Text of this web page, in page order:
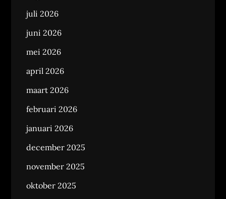
juli 2026
juni 2026
mei 2026
april 2026
maart 2026
februari 2026
januari 2026
december 2025
november 2025
oktober 2025